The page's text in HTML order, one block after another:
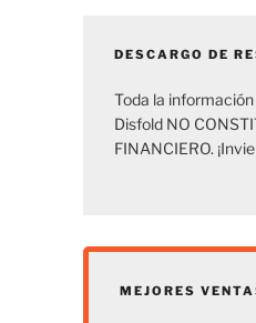
DESCARGO DE
Toda la
Disfold NO
FINANCIERO.
MEJORES